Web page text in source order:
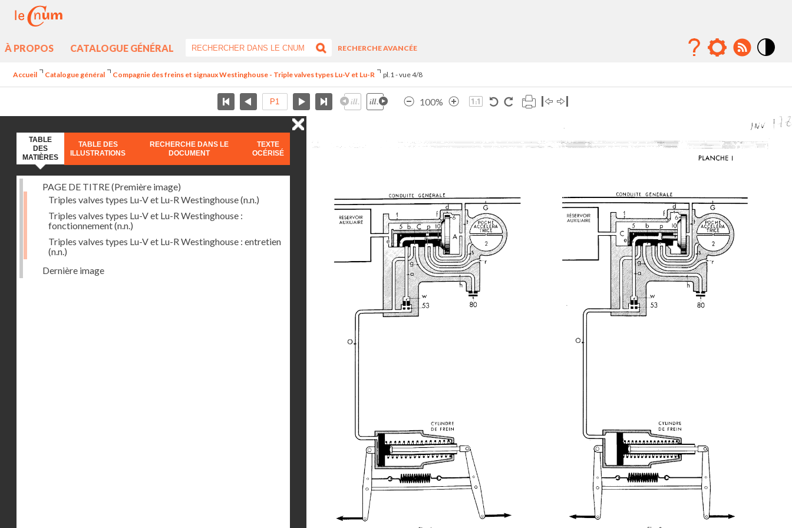
À PROPOS CATALOGUE GÉNÉRAL
RECHERCHE AVANCÉE
Accueil Catalogue général Compagnie des freins et signaux Westinghouse - Triple valves types Lu-V et Lu-R pl.1 - vue 4/8
100%
TABLE
DES
MATIÈRES
TABLE DES
ILLUSTRATIONS
RECHERCHE DANS LE
DOCUMENT
TEXTE
OCÉRISÉ
PAGE DE TITRE (Première image)
Triples valves types Lu-V et Lu-R Westinghouse(n.n.)
Triples valves types Lu-V et Lu-R Westinghouse :
fonctionnement(n.n.)
Triples valves types Lu-V et Lu-R Westinghouse : entretien
(n.n.)
Dernière image